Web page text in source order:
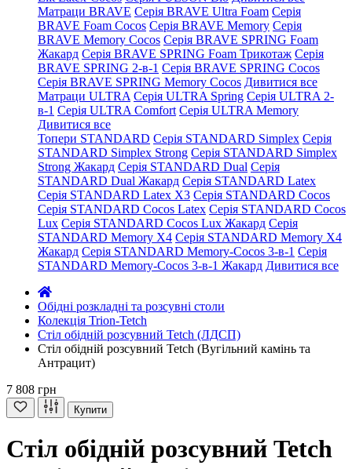
Матраци BRAVE Серія BRAVE Ultra Foam Серія
BRAVE Foam Cocos Серія BRAVE Memory Серія
BRAVE Memory Cocos Серія BRAVE SPRING Foam
Жакард Серія BRAVE SPRING Foam Трикотаж Серія
BRAVE SPRING 2-в-1 Серія BRAVE SPRING Cocos
Серія BRAVE SPRING Memory Cocos Дивитися все
Матраци ULTRA Серія ULTRA Spring Серія ULTRA 2-
в-1 Серія ULTRA Comfort Серія ULTRA Memory
Дивитися все
Топери STANDARD Серія STANDARD Simplex Серія
STANDARD Simplex Strong Серія STANDARD Simplex
Strong Жакард Серія STANDARD Dual Серія
STANDARD Dual Жакард Серія STANDARD Latex
Серія STANDARD Latex X3 Серія STANDARD Cocos
Серія STANDARD Cocos Latex Серія STANDARD Cocos
Lux Серія STANDARD Cocos Lux Жакард Серія
STANDARD Memory X4 Серія STANDARD Memory X4
Жакард Серія STANDARD Memory-Cocos 3-в-1 Серія
STANDARD Memory-Cocos 3-в-1 Жакард Дивитися все
Обідні розкладні та розсувні столи
Колекція Trion-Tetch
Стіл обідній розсувний Tetch (ЛДСП)
Стіл обідній розсувний Tetch (Вугільний камінь та
Антрацит)
7 808 грн
Купити
Стіл обідній розсувний Tetch